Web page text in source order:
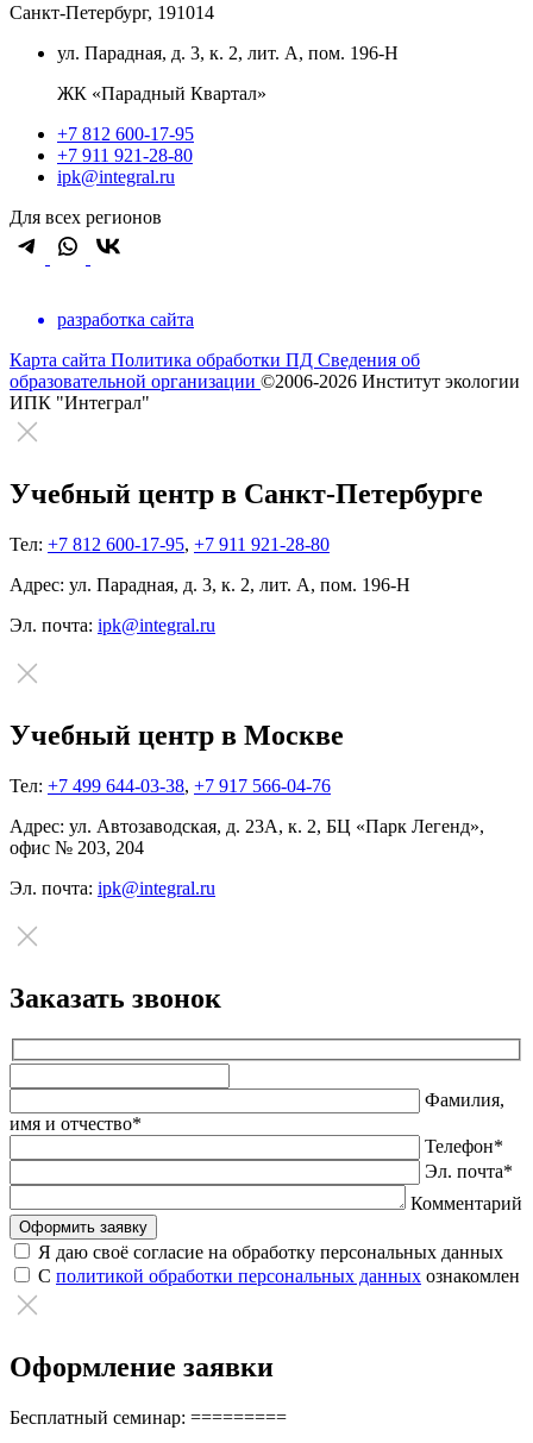
Санкт-Петербург, 191014
ул. Парадная, д. 3, к. 2, лит. А, пом. 196-Н
ЖК «Парадный Квартал»
+7 812 600-17-95
+7 911 921-28-80
ipk@integral.ru
Для всех регионов
разработка сайта
Карта сайта Политика обработки ПД Сведения об
образовательной организации ©2006-2026 Институт экологии
ИПК "Интеграл"
Учебный центр в Санкт-Петербурге
Тел: +7 812 600-17-95, +7 911 921-28-80
Адрес: ул. Парадная, д. 3, к. 2, лит. А, пом. 196-Н
Эл. почта: ipk@integral.ru
Учебный центр в Москве
Тел: +7 499 644-03-38, +7 917 566-04-76
Адрес: ул. Автозаводская, д. 23А, к. 2, БЦ «Парк Легенд»,
офис № 203, 204
Эл. почта: ipk@integral.ru
Заказать звонок
это
поле
пустым.
Фамилия,
имя и отчество*
Телефон*
Эл. почта*
Комментарий
Я даю своё согласие на обработку персональных данных
С политикой обработки персональных данных ознакомлен
Оформление заявки
Бесплатный семинар: =========